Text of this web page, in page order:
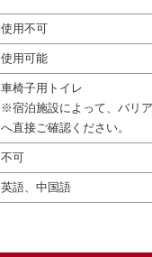
使用不可
使用可能
車椅子用トイレ
※宿泊施設によって、バリ
へ直接ご確認ください。
不可
英語、中国語